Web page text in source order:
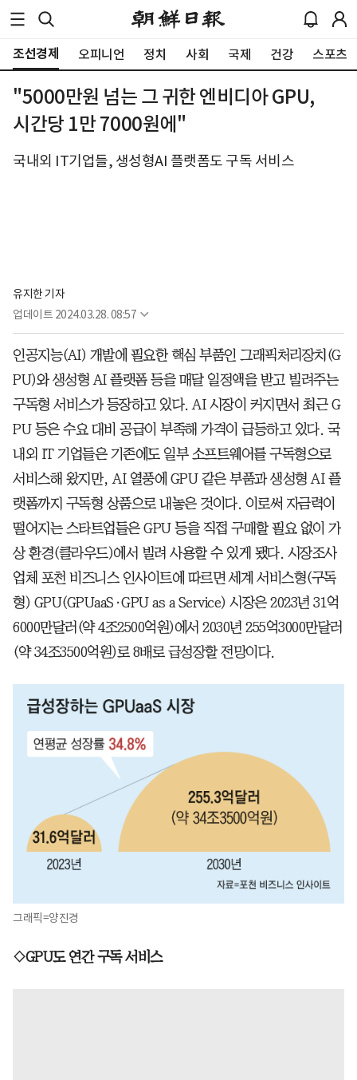
조선경제 오피니언 정치 사회 국제 건강 스포츠
"5000만원 넘는 그 귀한 엔비디아 GPU,
시간당 1만 7000원에"
국내외 IT기업들, 생성형AI 플랫폼도 구독 서비스
유지한 기자
업데이트 2024.03.28. 08:57
인공지능(AI) 개발에 필요한 핵심 부품인 그래픽처리장치(G
PU)와 생성형 AI 플랫폼 등을 매달 일정액을 받고 빌려주는
구독형 서비스가 등장하고 있다. AI 시장이 커지면서 최근 G
PU 등은 수요 대비 공급이 부족해 가격이 급등하고 있다. 국
내외 IT 기업들은 기존에도 일부 소프트웨어를 구독형으로
서비스해 왔지만, AI 열풍에 GPU 같은 부품과 생성형 AI 플
랫폼까지 구독형 상품으로 내놓은 것이다. 이로써 자금력이
떨어지는 스타트업들은 GPU 등을 직접 구매할 필요 없이 가
상 환경(클라우드)에서 빌려 사용할 수 있게 됐다. 시장조사
업체 포천 비즈니스 인사이트에 따르면 세계 서비스형(구독
형) GPU(GPUaaS·GPU as a Service) 시장은 2023년 31억
6000만달러(약 4조2500억원)에서 2030년 255억3000만달러
(약 34조3500억원)로 8배로 급성장할 전망이다.
그래픽=양진경
◇GPU도 연간 구독 서비스